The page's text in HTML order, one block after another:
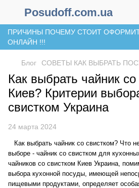
Posudoff.com.ua
ПРИЧИНЫ ПОЧЕМУ СТОИТ
ОНЛАЙН !!!
Блог СОВЕТЫ КАК ВЫБРАТЬ
Как выбрать чайник со
Киев? Критерии
свистком Украина
24 марта 2024
Как выбрать чайник со свистком? Что
выборе - чайник со свистком для
чайников со свистком Киев Украина,
выбора кухонной посуды, имеющей
пищевыми продуктами, определяет